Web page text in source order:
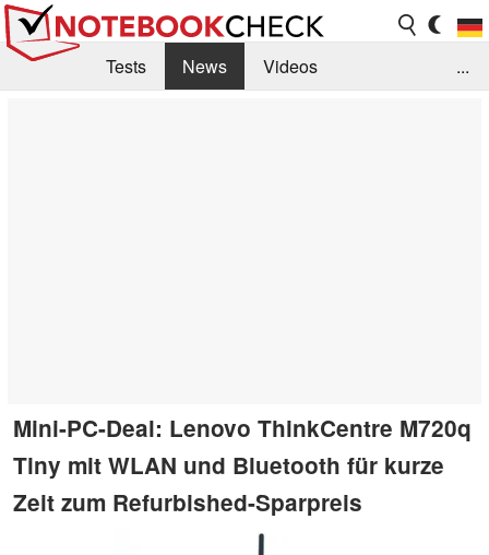
Tests News
Videos
...
Mini-PC-Deal: Lenovo ThinkCentre M720q
Tiny mit WLAN und Bluetooth für kurze
Zeit zum Refurbished-Sparpreis